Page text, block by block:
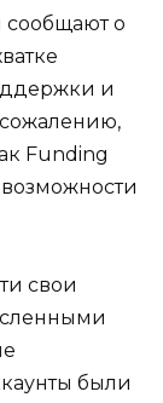
сообщают о
и
Funding
возможности
свои
были